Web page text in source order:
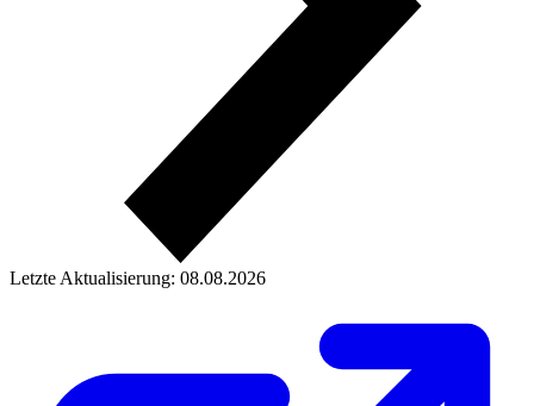
Letzte Aktualisierung: 08.08.2026